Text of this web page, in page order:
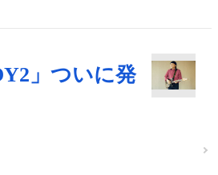
」ついに発